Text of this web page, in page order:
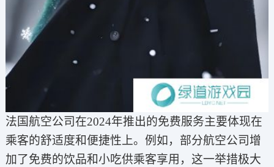
法国航空公司在2024年推出的免费服务主要体现在
乘客的舒适度和便捷性上。例如，部分航空公司增
加了免费的饮品和小吃供乘客享用，这一举措极大